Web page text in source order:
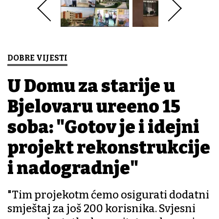
DOBRE VIJESTI
U Domu za starije u
Bjelovaru uređeno 15
soba: "Gotov je i idejni
projekt rekonstrukcije
i nadogradnje"
"Tim projekotm ćemo osigurati dodatni
smještaj za još 200 korisnika. Svjesni